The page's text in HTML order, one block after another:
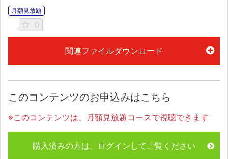
月額見放題
0
関連ファイルダウンロード
このコンテンツのお申込みはこちら
※このコンテンツは、月額見放題コースで視聴できます
購入済みの方は、ログインしてご覧ください